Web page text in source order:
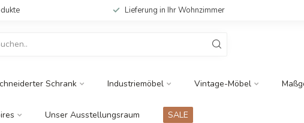
Lieferung in Ihr Wohnzimmer
Schrank Industriemöbel Vintage-Möbel
Unser Ausstellungsraum SALE